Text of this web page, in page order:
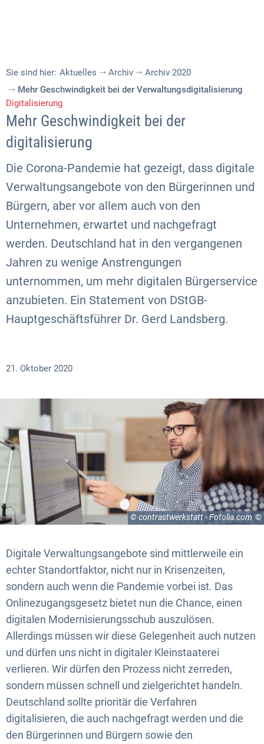
Sie sind hier: Aktuelles Archiv
Archiv 2020
Mehr Geschwindigkeit bei der Verwaltungsdigitalisierung
Digitalisierung
Mehr Geschwindigkeit bei der
digitalisierung
Die Corona-Pandemie hat gezeigt, dass digitale
Verwaltungsangebote von den Bürgerinnen und
Bürgern, aber vor allem auch von den
Unternehmen, erwartet und nachgefragt
werden. Deutschland hat in den vergangenen
Jahren zu wenige Anstrengungen
unternommen, um mehr digitalen Bürgerservice
anzubieten. Ein Statement von DStGB-
Hauptgeschäftsführer Dr. Gerd Landsberg.
21. Oktober 2020
© contrastwerkstatt - Fotolia.com
Digitale Verwaltungsangebote sind mittlerweile ein
echter Standortfaktor, nicht nur in Krisenzeiten,
sondern auch wenn die Pandemie vorbei ist. Das
Onlinezugangsgesetz bietet nun die Chance, einen
digitalen Modernisierungsschub auszulösen.
Allerdings müssen wir diese Gelegenheit auch nutzen
und dürfen uns nicht in digitaler Kleinstaaterei
verlieren. Wir dürfen den Prozess nicht zerreden,
sondern müssen schnell und zielgerichtet handeln.
Deutschland sollte prioritär die Verfahren
digitalisieren, die auch nachgefragt werden und die
den Bürgerinnen und Bürgern sowie den